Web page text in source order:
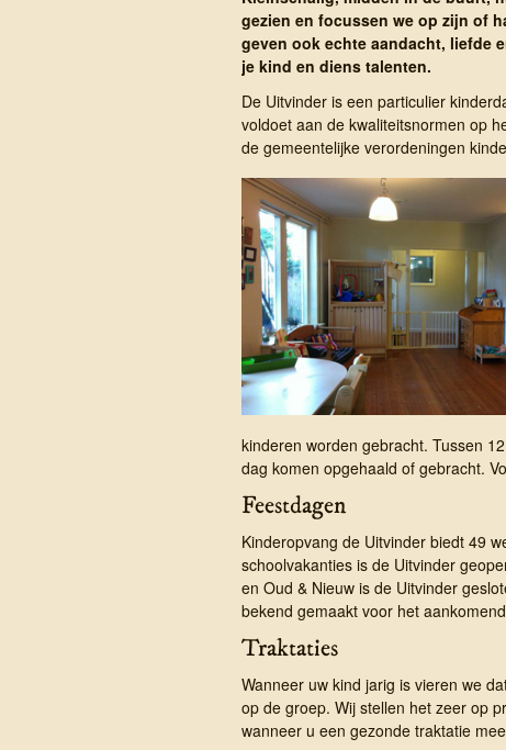
gezien en focussen we op zijn of
geven ook echte aandacht, liefde
je kind en diens talenten.
De Uitvinder is een particulier
voldoet aan de kwaliteitsnormen op
de gemeentelijke verordeningen
kinderen worden gebracht. Tussen
dag komen opgehaald of gebracht.
Feestdagen
Kinderopvang de Uitvinder biedt 49
schoolvakanties is de Uitvinder
en Oud & Nieuw is de Uitvinder
bekend gemaakt voor het
Traktaties
Wanneer uw kind jarig is vieren we
op de groep. Wij stellen het zeer op
wanneer u een gezonde traktatie